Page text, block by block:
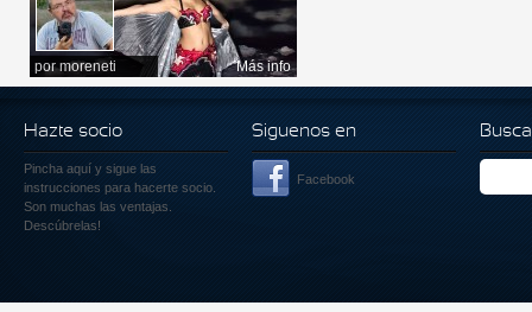
pormoreneti Más info
Hazte socio
Pincha aquí y sigue las
instrucciones para hacerte socio.
Son muchas las ventajas.
Descúbrelas!
Siguenos en
Facebook